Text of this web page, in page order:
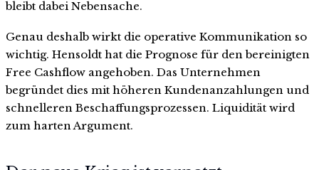
bleibt dabei Nebensache.
Genau deshalb wirkt die operative Kommunikation so
wichtig. Hensoldt hat die Prognose für den bereinigten
Free Cashflow angehoben. Das Unternehmen
begründet dies mit höheren Kundenanzahlungen und
schnelleren Beschaffungsprozessen. Liquidität wird
zum harten Argument.